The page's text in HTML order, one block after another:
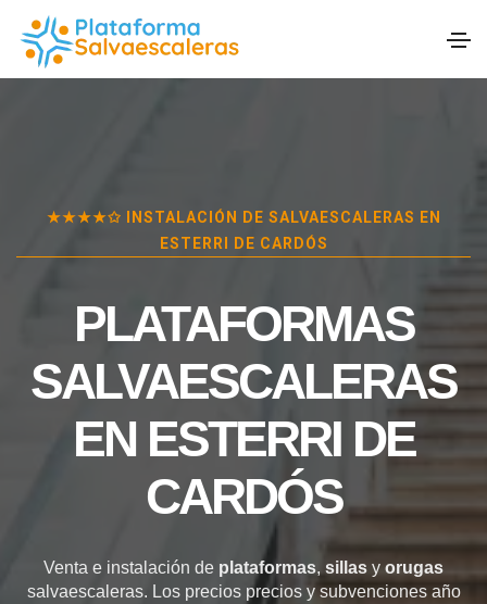
★★★★✩ INSTALACIÓN DE SALVAESCALERAS EN
ESTERRI DE CARDÓS
PLATAFORMAS
SALVAESCALERAS
EN ESTERRI DE
CARDÓS
Venta e instalación de plataformas, sillas y orugas
salvaescaleras. Los precios precios y subvenciones año